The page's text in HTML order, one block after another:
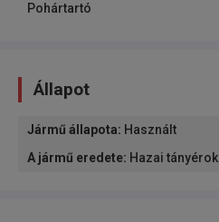
Pohártartó
Állapot
Jármű állapota: Használt
A jármű eredete: Hazai tányérok